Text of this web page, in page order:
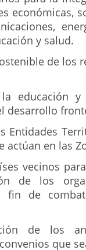
económicas,
y salud.
de los
educación
desarrollo
actúan en las
vecinos
de los
fin de
de los
que